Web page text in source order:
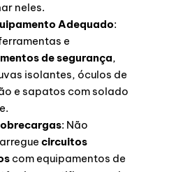
neles.
Adequado:
e
de segurança,
isolantes, óculos de
e sapatos com solado
: Não
circuitos
com equipamentos de